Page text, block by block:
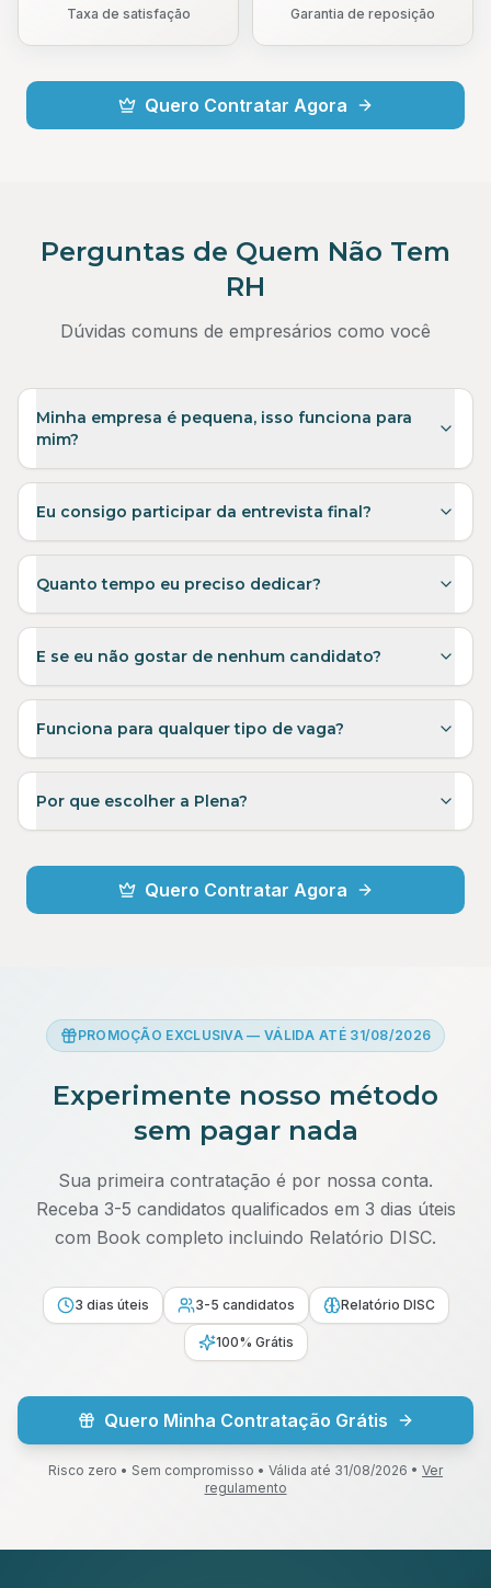
Taxa de satisfação Garantia de reposição
Quero Contratar Agora
Perguntas de Quem Não Tem
RH
Dúvidas comuns de empresários como você
Minha empresa é pequena, isso funciona para
mim?
Eu consigo participar da entrevista final?
Quanto tempo eu preciso dedicar?
E se eu não gostar de nenhum candidato?
Funciona para qualquer tipo de vaga?
Por que escolher a Plena?
Quero Contratar Agora
PROMOÇÃO EXCLUSIVA — VÁLIDA ATÉ 31/08/2026
Experimente nosso método
sem pagar nada
Sua primeira contratação é por nossa conta.
Receba 3-5 candidatos qualificados em 3 dias úteis
com Book completo incluindo Relatório DISC.
3 dias úteis 3-5 candidatos Relatório DISC
100% Grátis
Quero Minha Contratação Grátis
Risco zero • Sem compromisso • Válida até 31/08/2026 • Ver
regulamento